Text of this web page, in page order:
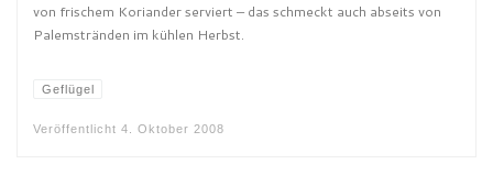
von frischem Koriander serviert – das schmeckt auch abseits von
Palemstränden im kühlen Herbst.
Geflügel
Veröffentlicht 4. Oktober 2008